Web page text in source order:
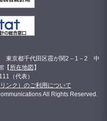
京都千代田区霞が関2－1－2 中
【 所在地図 】
（代表）
ンク）のご利用について
All Rights Reserved.